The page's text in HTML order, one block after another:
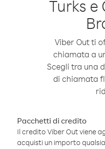
Turks e
Viber Out ti
chiamata a
Scegli tra una
di chiamata
Pacchetti di credito
Il credito Viber Out viene
acquisti un importo